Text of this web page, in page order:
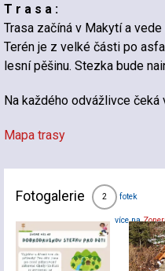
T r a s a :
Trasa začíná v Makytí a
Terén je z velké části po
lesní pěšinu. Stezka bude
Na každého odvážlivce čeká
Mapa trasy
Fotogalerie 2 fotek
více na